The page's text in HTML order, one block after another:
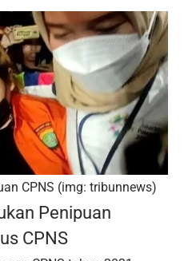
CPNS (img: tribunnews)
Penipuan
CPNS